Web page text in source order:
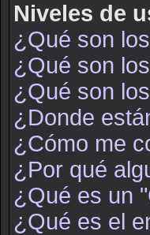
Niveles de
¿Qué son
¿Qué son
¿Qué son
¿Donde
¿Cómo me
¿Por qué
¿Qué es un
¿Qué es el